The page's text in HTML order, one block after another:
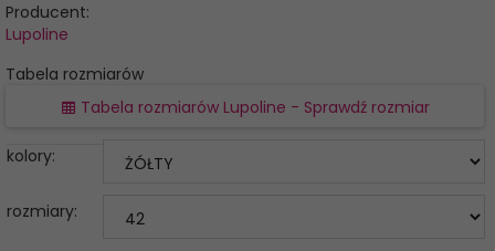
Producent:
Lupoline
Tabela rozmiarów
Tabela rozmiarów Lupoline - Sprawdź rozmiar
kolory:
rozmiary: